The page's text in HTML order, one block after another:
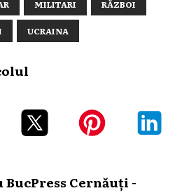
MILITARI RĂZBOI
UCRAINA
Cernăuți -